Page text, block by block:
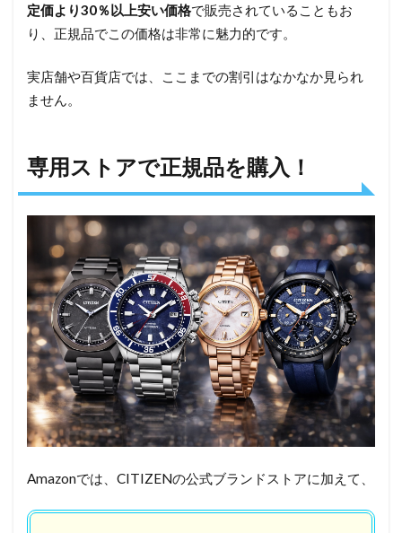
定価より30％以上安い価格で販売されていることもお
り、正規品でこの価格は非常に魅力的です。
実店舗や百貨店では、ここまでの割引はなかなか見られ
ません。
専用ストアで正規品を購入！
Amazonでは、CITIZENの公式ブランドストアに加えて、